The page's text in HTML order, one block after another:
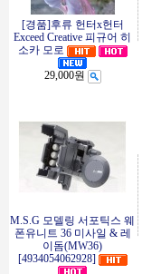
[경품]후류 헌터x헌터
Exceed Creative 피규어 히
소카 모로
29,000원
M.S.G 모델링 서포틱스 웨
폰유니트 36 미사일 & 레
이돔(MW36)
[4934054062928]